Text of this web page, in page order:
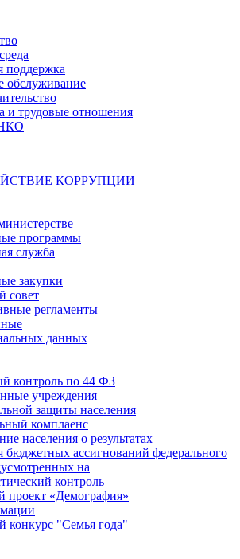
поддержка
обслуживание
и трудовые отношения
КОРРУПЦИИ
программы
служба
закупки
совет
регламенты
данных
контроль по 44 ФЗ
учреждения
защиты населения
комплаенс
населения о результатах
бюджетных ассигнований федерального
на
контроль
проект «Демография»
конкурс "Семья года"